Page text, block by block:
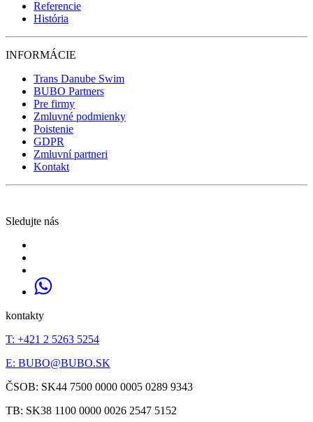
Referencie
História
INFORMÁCIE
Trans Danube Swim
BUBO Partners
Pre firmy
Zmluvné podmienky
Poistenie
GDPR
Zmluvní partneri
Kontakt
Sledujte nás
kontakty
T: +421 2 5263 5254
E: BUBO@BUBO.SK
ČSOB: SK44 7500 0000 0005 0289 9343
TB: SK38 1100 0000 0026 2547 5152